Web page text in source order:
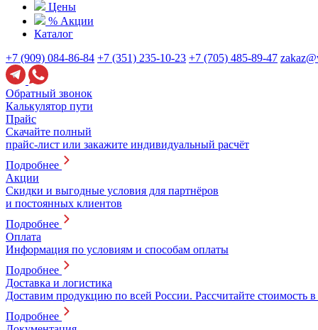
Цены
% Акции
Каталог
+7 (909) 084-86-84 +7 (351) 235-10-23 +7 (705) 485-89-47
Обратный звонок
Калькулятор пути
Прайс
Скачайте полный
прайс-лист или закажите индивидуальный расчёт
Подробнее
Акции
Скидки и выгодные условия для партнёров
и постоянных клиентов
Подробнее
Оплата
Информация по условиям и способам оплаты
Подробнее
Доставка и логистика
Доставим продукцию по всей России. Рассчитайте стоимость в
Подробнее